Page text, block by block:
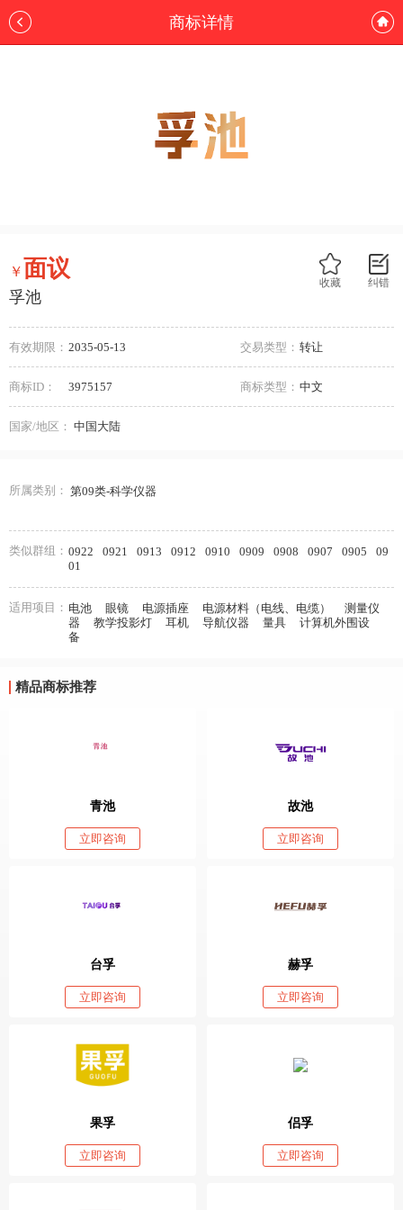
商标详情
纠错
收藏
￥面议
孚池
有效期限： 2035-05-13 交易类型： 转让
商标ID： 3975157 商标类型： 中文
国家/地区： 中国大陆
所属类别： 第09类-科学仪器
类似群组： 0922 0921 0913 0912 0910 0909 0908 0907 0905
09
01
适用项目： 电池 眼镜 电源插座 电源材料（电线、电缆）
测量仪
器
教学投影灯 耳机 导航仪器 量具
计算机外围设
备
精品商标推荐
青池
立即咨询
故池
立即咨询
台孚
立即咨询
赫孚
立即咨询
果孚
立即咨询
侣孚
立即咨询